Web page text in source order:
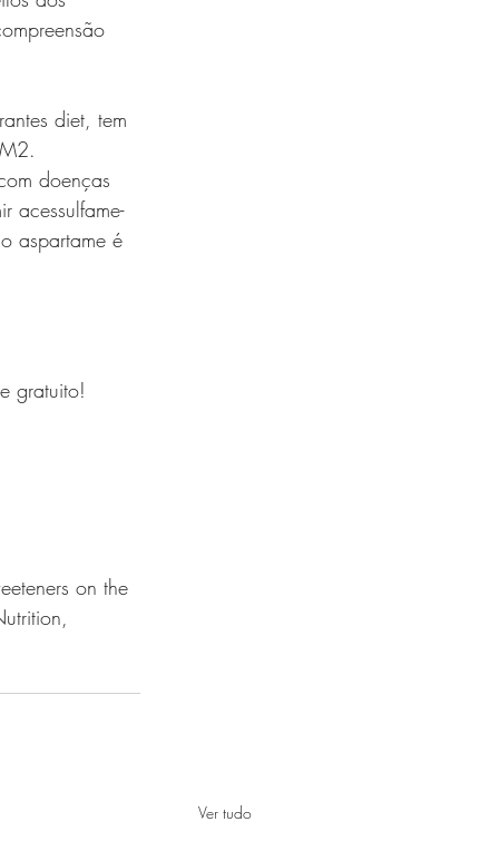
diet, tem
doenças
acessulfame-
aspartame é
gratuito!
on the
Ver tudo